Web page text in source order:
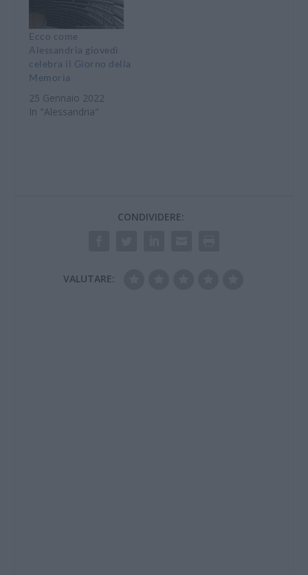
Ecco come
Alessandria giovedì
celebra il Giorno della
Memoria
25 Gennaio 2022
In "Alessandria"
CONDIVIDERE:
VALUTARE: